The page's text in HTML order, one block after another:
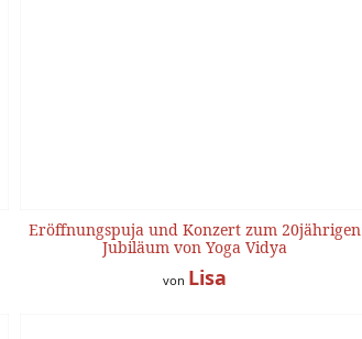
Eröffnungspuja und Konzert zum 20jährigen
Jubiläum von Yoga Vidya
von Lisa